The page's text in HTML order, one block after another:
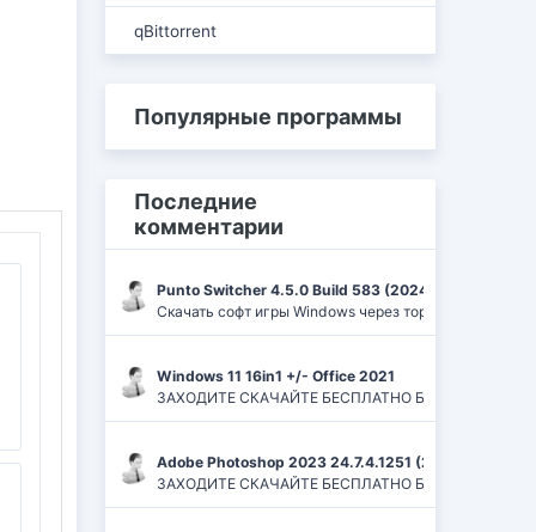
qBittorrent
Популярные программы
Последние
комментарии
Punto Switcher 4.5.0 Build 583 (2024) РС | RePack
Скачать софт игры Windows через торрент Ufrag:
Windows 11 16in1 +/- Office 2021
ЗАХОДИТЕ СКАЧАЙТЕ БЕСПЛАТНО БЕЗ
Adobe Photoshop 2023 24.7.4.1251 (2024) PC |
ЗАХОДИТЕ СКАЧАЙТЕ БЕСПЛАТНО БЕЗ